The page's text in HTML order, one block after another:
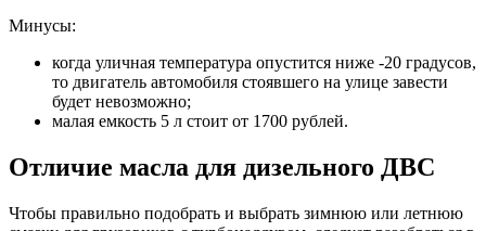
Минусы:
когда уличная температура опустится ниже -20 градусов,
то двигатель автомобиля стоявшего на улице завести
будет невозможно;
малая емкость 5 л стоит от 1700 рублей.
Отличие масла для дизельного ДВС
Чтобы правильно подобрать и выбрать зимнюю или летнюю